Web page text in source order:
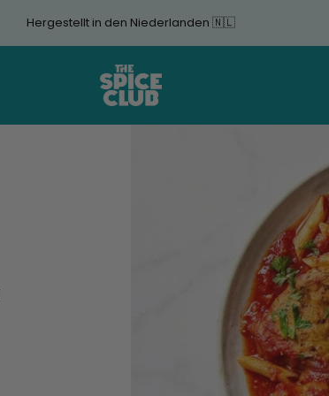
Hergestellt in den Niederlanden 🇳🇱
The
Spice